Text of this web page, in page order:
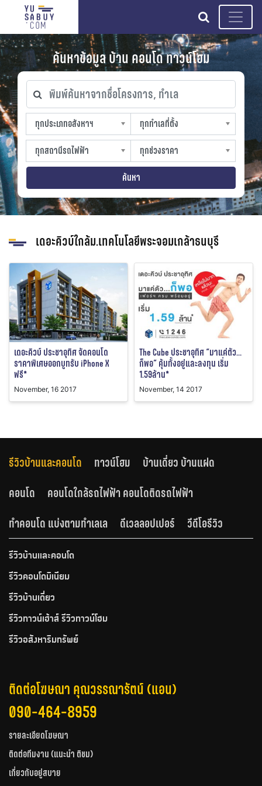
search
ค้นหาข้อมูล บ้าน คอนโด ทาวน์โฮม
พิมพ์ค้นหาจากชื่อโครงการ, ทำเล
ทุกประเภทอสังหาฯ
ทุกประเภทอสังหาฯ
sproperty
ทุกทำเลที่ตั้ง
ทุกทำเลที่ตั้ง
slocation
ทุกสถานีรถไฟฟ้า
ทุกสถานีรถไฟฟ้า
strain-station
ทุกช่วงราคา
ทุกช่วงราคา
sprice
ค้นหา
เดอะคิวบ์ใกล้ม.เทคโนโลยีพระจอมเกล้าธนบุรี
เดอะคิวบ์ ประชาอุทิศ จัดคอนโด
ราคาพิเศษออกบูทรับ iPhone X
ฟรี*
November, 16 2017
The Cube ประชาอุทิศ “มาแค่ตัว…
ก็พอ” คุ้มทั้งอยู่และลงทุน เริ่ม
1.59ล้าน*
November, 14 2017
รีวิวบ้านและคอนโด ทาวน์โฮม
บ้านเดี่ยว บ้านแฝด
คอนโด
คอนโดใกล้รถไฟฟ้า คอนโดติดรถไฟฟ้า
ทำคอนโด แบ่งตามทำเลเล
ดีเวลลอปเปอร์ วีดีโอรีวิว
รีวิวบ้านและคอนโด
รีวิวคอนโดมิเนียม
รีวิวบ้านเดี่ยว
รีวิวทาวน์เฮ้าส์ รีวิวทาวน์โฮม
รีวิวอสังหาริมทรัพย์
ติดต่อโฆษณา คุณวรรณารัตน์ (แอน)
090-464-8959
รายละเอียดโฆษณา
ติดต่อทีมงาน (แนะนำ ติชม)
เกี่ยวกับอยู่สบาย